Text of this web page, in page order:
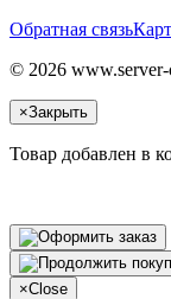
Обратная связь
© 2026
×Закрыть
Товар добавлен в
×Close